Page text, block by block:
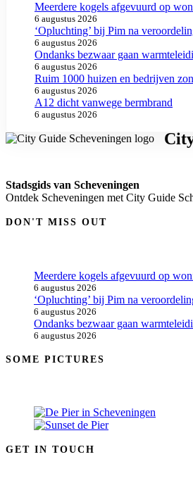
Meerdere kogels afgevuurd op
6 augustus 2026
‘Opluchting’ bij Pim na
6 augustus 2026
Ondanks bezwaar gaan
6 augustus 2026
Ruim 1000 huizen en bedrijven
6 augustus 2026
A12 dicht vanwege bermbrand
6 augustus 2026
Stadsgids van Scheveningen
Ontdek Scheveningen met City Guide
DON'T MISS OUT
Meerdere kogels afgevuurd op
6 augustus 2026
‘Opluchting’ bij Pim na
6 augustus 2026
Ondanks bezwaar gaan
6 augustus 2026
SOME PICTURES
GET IN TOUCH